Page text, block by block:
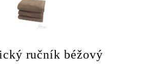
ručník béžový